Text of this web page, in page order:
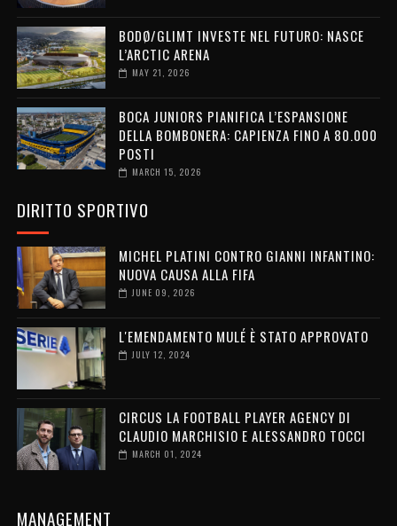
BODØ/GLIMT INVESTE NEL FUTURO: NASCE
L’ARCTIC ARENA
MAY 21, 2026
BOCA JUNIORS PIANIFICA L’ESPANSIONE
DELLA BOMBONERA: CAPIENZA FINO A 80.000
POSTI
MARCH 15, 2026
DIRITTO SPORTIVO
MICHEL PLATINI CONTRO GIANNI INFANTINO:
NUOVA CAUSA ALLA FIFA
JUNE 09, 2026
L'EMENDAMENTO MULÉ È STATO APPROVATO
JULY 12, 2024
CIRCUS LA FOOTBALL PLAYER AGENCY DI
CLAUDIO MARCHISIO E ALESSANDRO TOCCI
MARCH 01, 2024
MANAGEMENT